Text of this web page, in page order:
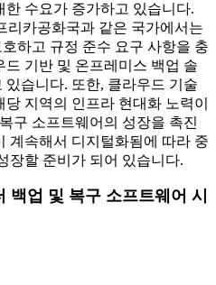
수요가 증가하고 있습니다.
리카공화국과 같은 국가에서는
하고 규정 준수 요구 사항을 충
기반 및 온프레미스 백업 솔
습니다. 또한, 클라우드 기술
지역의 인프라 현대화 노력이
구 소프트웨어의 성장을 촉진
계속해서 디지털화됨에 따라 중
장할 준비가 되어 있습니다.
백업 및 복구 소프트웨어 시